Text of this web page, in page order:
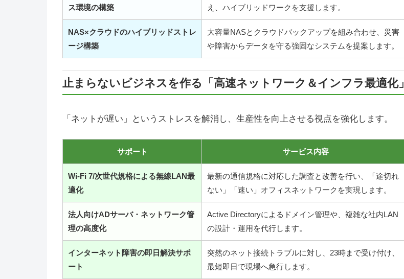
ス環境の構築
え、ハイブリッドワークを支援します。
NAS×クラウドのハイブリッドストレ
ージ構築
大容量NASとクラウドバックアップを組み合わせ、災害
や障害からデータを守る強固なシステムを提案します。
止まらないビジネスを作る「高速ネットワーク＆インフラ最適化」
「ネットが遅い」というストレスを解消し、生産性を向上させる視点を強化します。
サポート サービス内容
Wi-Fi 7/次世代規格による無線LAN最
適化
最新の通信規格に対応した調査と改善を行い、「途切れ
ない」「速い」オフィスネットワークを実現します。
法人向けADサーバ・ネットワーク管
理の高度化
Active Directoryによるドメイン管理や、複雑な社内LAN
の設計・運用を代行します。
インターネット障害の即日解決サポ
ート
突然のネット接続トラブルに対し、23時まで受け付け、
最短即日で現場へ急行します。